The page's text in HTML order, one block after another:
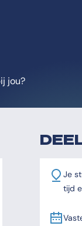
jou?
Je
tijd